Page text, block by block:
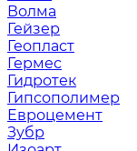
Волма
Гейзер
Геопласт
Гермес
Гидротек
Гипсополимер
Евроцемент
Зубр